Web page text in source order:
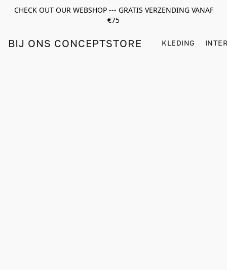
CHECK OUT OUR WEBSHOP --- GRATIS VERZENDING VANAF
€75
BIJ ONS CONCEPTSTORE KLEDING